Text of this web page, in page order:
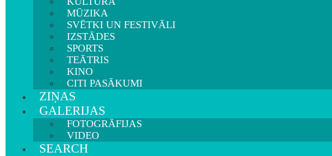
MŪZIKA
SVĒTKI UN FESTIVĀLI
IZSTĀDES
SPORTS
TEĀTRIS
KINO
CITI PASĀKUMI
ZIŅAS
GALERIJAS
FOTOGRĀFIJAS
VIDEO
SEARCH